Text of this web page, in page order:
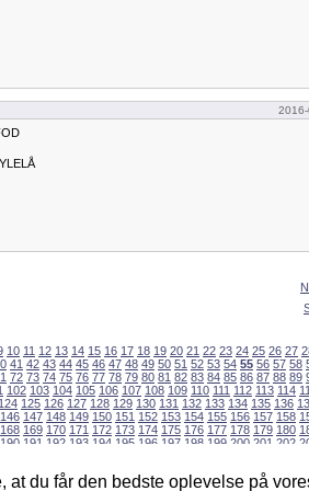
du får den bedste oplevelse på
10 11 12 13 14 15 16 17 18 19 20 21 22 23 24 25 26 27
41 42 43 44 45 46 47 48 49 50 51 52 53 54 55 56 57 58
72 73 74 75 76 77 78 79 80 81 82 83 84 85 86 87 88 89
102 103 104 105 106 107 108 109 110 111 112 113 114
124 125 126 127 128 129 130 131 132 133 134 135 136
146 147 148 149 150 151 152 153 154 155 156 157 158
168 169 170 171 172 173 174 175 176 177 178 179 180
190 191 192 193 194 195 196 197 198 199 200 201 202